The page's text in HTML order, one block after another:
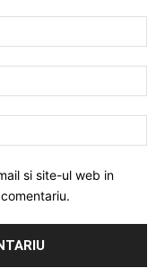
si site-ul web in